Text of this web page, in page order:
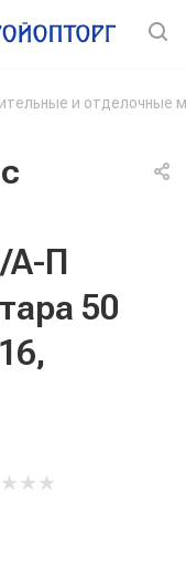
и отделочные
A-П
50